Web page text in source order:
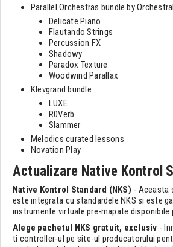
Parallel Orchestras bundle by
Delicate Piano
Flautando Strings
Percussion FX
Shadowy
Paradox Texture
Woodwind Parallax
Klevgrand bundle
LUXE
R0Verb
Slammer
Melodics curated lessons
Novation Play
Actualizare Native Kontrol
Native Kontrol Standard (NKS) - Aceasta
este integrata cu standardele NKS si este
instrumente virtuale pre-mapate disponibile
Alege pachetul NKS gratuit, exclusiv -
ti controller-ul pe site-ul producatorului